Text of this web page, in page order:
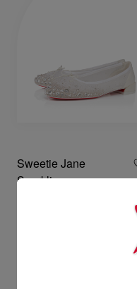
Sweetie Jane
Sparkling